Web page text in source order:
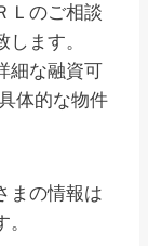
Ｌのご相談
ます。
細な融資可
体的な物件
まの情報は